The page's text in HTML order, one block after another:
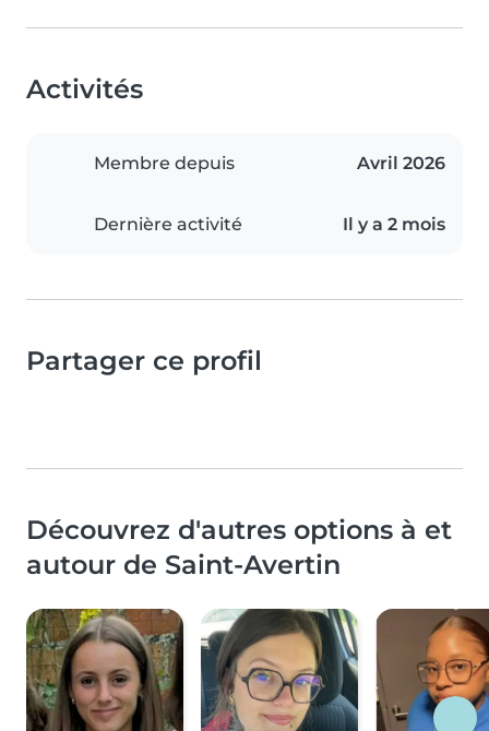
Activités
Membre depuis Avril 2026
Dernière activité Il y a 2 mois
Partager ce profil
Découvrez d'autres options à et
autour de Saint-Avertin